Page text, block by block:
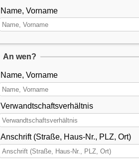
Name, Vorname
An wen?
Name, Vorname
Verwandtschaftsverhältnis
Anschrift (Straße, Haus-Nr., PLZ, Ort)